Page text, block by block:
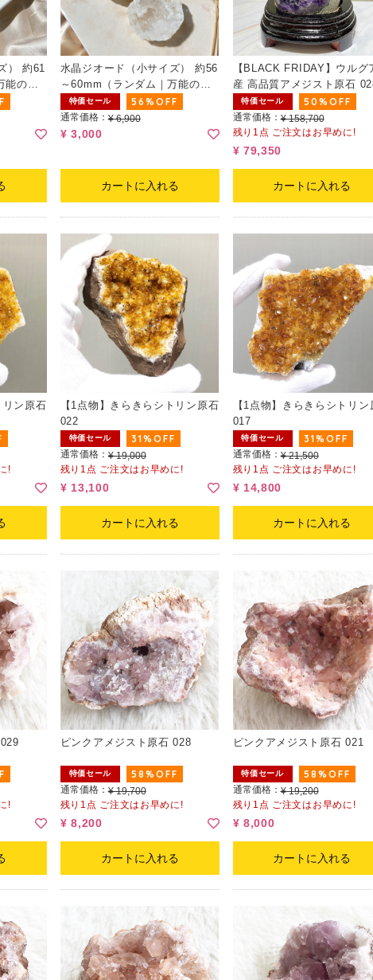
） 約61
能のヒ
水晶ジオード（小サイズ） 約56
～60mm（ランダム｜万能のヒ
ーリング）
特価セール 56%OFF
通常価格：¥ 6,900
¥ 3,000
カートに入れる
【BLACK FRIDAY】ウルグ
産 高品質アメジスト原石
(台座付き)
特価セール 50%OFF
通常価格：¥ 158,700
残り1点 ご注文はお早めに!
¥ 79,350
カートに入れる
リン原石
!
【1点物】きらきらシトリン原石
022
特価セール 31%OFF
通常価格：¥ 19,000
残り1点 ご注文はお早めに!
¥ 13,100
カートに入れる
【1点物】きらきらシトリン
017
特価セール 31%OFF
通常価格：¥ 21,500
残り1点 ご注文はお早めに!
¥ 14,800
カートに入れる
!
ピンクアメジスト原石 028
特価セール 58%OFF
通常価格：¥ 19,700
残り1点 ご注文はお早めに!
¥ 8,200
カートに入れる
ピンクアメジスト原石 021
特価セール 58%OFF
通常価格：¥ 19,200
残り1点 ご注文はお早めに!
¥ 8,000
カートに入れる